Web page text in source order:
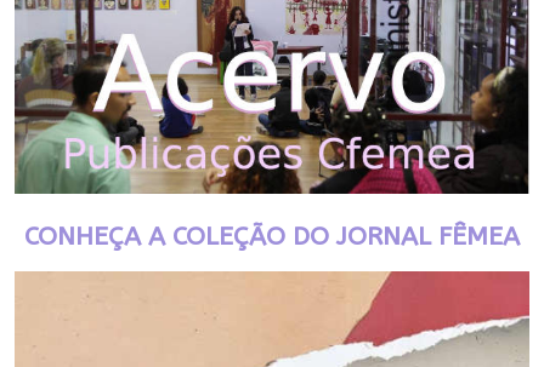
CONHEÇA A COLEÇÃO DO JORNAL FÊMEA